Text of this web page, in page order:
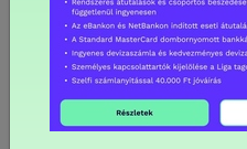
Új társadalmi
szakszervezetek a